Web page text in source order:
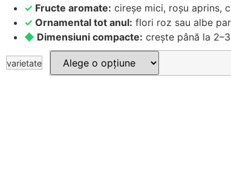
✓ Fructe aromate: cireșe mici, roșu aprins,
✓ Ornamental tot anul: flori roz sau albe
◆ Dimensiuni compacte: crește până la
varietate